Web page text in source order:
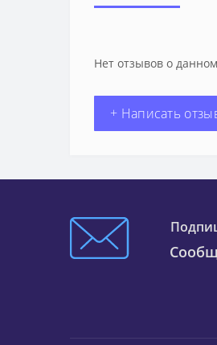
Нет отзывов о
+ Написать